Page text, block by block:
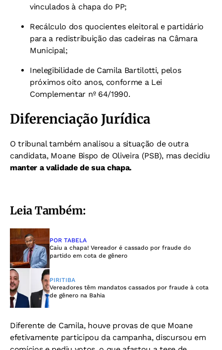
vinculados à chapa do PP;
Recálculo dos quocientes eleitoral e partidário
para a redistribuição das cadeiras na Câmara
Municipal;
Inelegibilidade de Camila Bartilotti, pelos
próximos oito anos, conforme a Lei
Complementar nº 64/1990.
Diferenciação Jurídica
O tribunal também analisou a situação de outra
candidata, Moane Bispo de Oliveira (PSB), mas decidiu
manter a validade de sua chapa.
Leia Também:
POR TABELA
Caiu a chapa! Vereador é cassado por fraude do
partido em cota de gênero
PIRITIBA
Vereadores têm mandatos cassados por fraude à cota
de gênero na Bahia
Diferente de Camila, houve provas de que Moane
efetivamente participou da campanha, discursou em